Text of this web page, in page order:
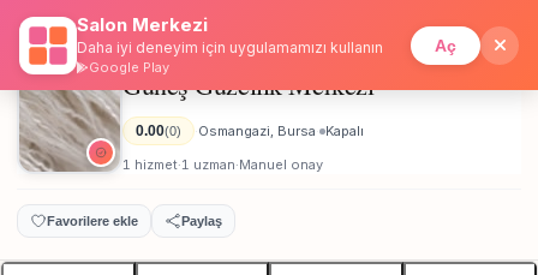
İstanbul Giriş Üye Ol
Anasayfa / Bursa / Güneş Güzellik Merkezi
Güneş Güzellik Merkezi
0.00(0) ·Osmangazi, Bursa· Kapalı
1 hizmet·1 uzman·Manuel onay
Favorilere ekle Paylaş
Salon Merkezi
Daha iyi deneyim için uygulamamızı kullanın
Google Play
Aç